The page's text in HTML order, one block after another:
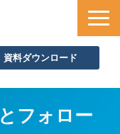
資料ダウンロード
フォロー